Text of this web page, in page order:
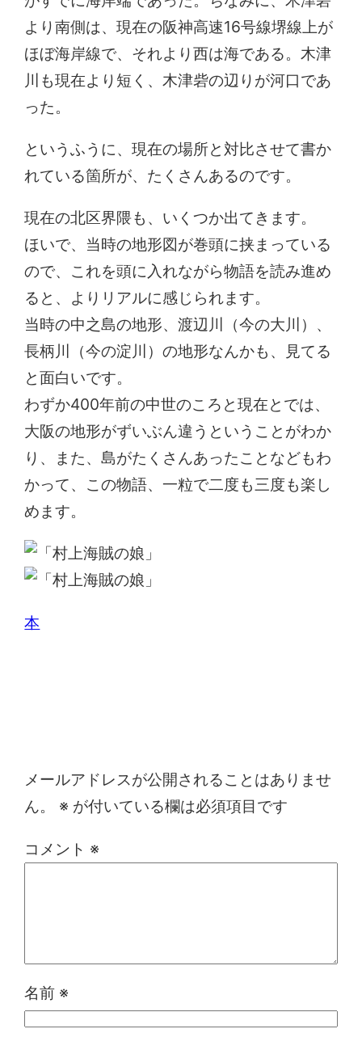
より南側は、現在の阪神高速16号線堺線上が
ほぼ海岸線で、それより西は海である。木津
川も現在より短く、木津砦の辺りが河口であ
った。
というふうに、現在の場所と対比させて書か
れている箇所が、たくさんあるのです。
現在の北区界隈も、いくつか出てきます。
ほいで、当時の地形図が巻頭に挟まっている
ので、これを頭に入れながら物語を読み進め
ると、よりリアルに感じられます。
当時の中之島の地形、渡辺川（今の大川）、
長柄川（今の淀川）の地形なんかも、見てる
と面白いです。
わずか400年前の中世のころと現在とでは、
大阪の地形がずいぶん違うということがわか
り、また、島がたくさんあったことなどもわ
かって、この物語、一粒で二度も三度も楽し
めます。
本
メールアドレスが公開されることはありませ
ん。
※ が付いている欄は必須項目です
コメント ※
名前 ※